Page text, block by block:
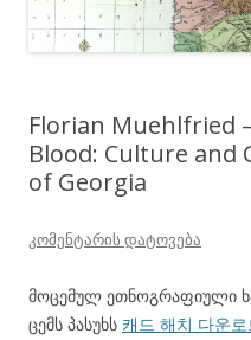
Florian Muehlfried
Blood: Culture and
of Georgia
კომენტარის დატოვება
მოცემულ ეთნოგრაფიული
ცემს პასუხს 캐드 해치 다운로